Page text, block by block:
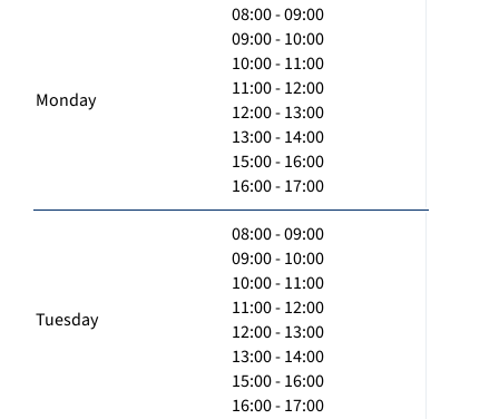
Monday
08:00 - 09:00
09:00 - 10:00
10:00 - 11:00
11:00 - 12:00
12:00 - 13:00
13:00 - 14:00
15:00 - 16:00
16:00 - 17:00
Tuesday
08:00 - 09:00
09:00 - 10:00
10:00 - 11:00
11:00 - 12:00
12:00 - 13:00
13:00 - 14:00
15:00 - 16:00
16:00 - 17:00